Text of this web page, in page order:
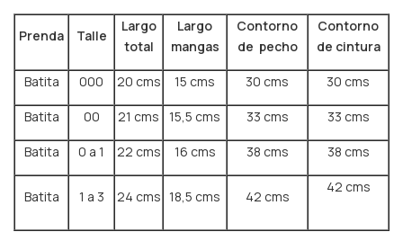
Prenda Talle
Largo
total
Largo
mangas
Contorno
de pecho
Contorno
de cintura
Batita 000 20 cms 15 cms 30 cms 30 cms
Batita 00 21 cms 15,5 cms 33 cms 33 cms
Batita 0 a 1 22 cms 16 cms 38 cms 38 cms
Batita 1 a 3 24 cms 18,5 cms 42 cms
42 cms